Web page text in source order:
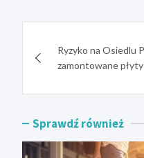
wpisuRyzyko na Osiedlu
zamontowane
Sprawdź również